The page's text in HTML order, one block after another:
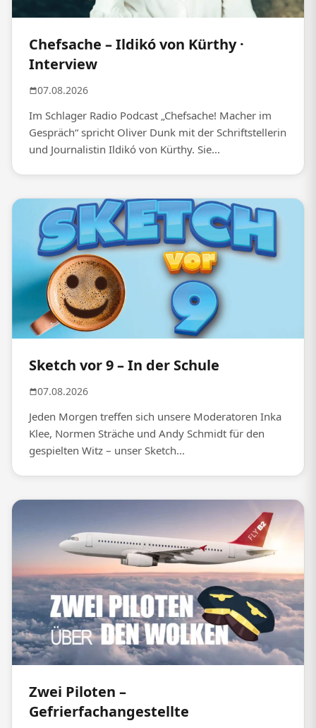
Chefsache – Ildikó von Kürthy ·
Interview
07.08.2026
Im Schlager Radio Podcast „Chefsache! Macher im
Gespräch“ spricht Oliver Dunk mit der Schriftstellerin
und Journalistin Ildikó von Kürthy. Sie...
Sketch vor 9 – In der Schule
07.08.2026
Jeden Morgen treffen sich unsere Moderatoren Inka
Klee, Normen Sträche und Andy Schmidt für den
gespielten Witz – unser Sketch...
Zwei Piloten –
Gefrierfachangestellte